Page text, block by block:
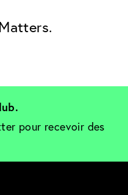
pour recevoir des